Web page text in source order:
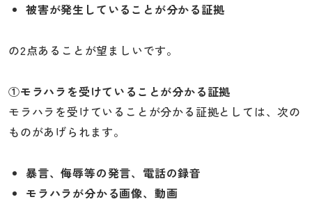
被害が発生していることが分かる証拠
の2点あることが望ましいです。
①モラハラを受けていることが分かる証拠
モラハラを受けていることが分かる証拠としては、次の
ものがあげられます。
暴言、侮辱等の発言、電話の録音
モラハラが分かる画像、動画